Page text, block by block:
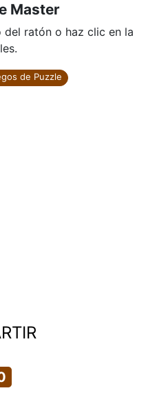
Master
ratón o haz clic en la
de Puzzle